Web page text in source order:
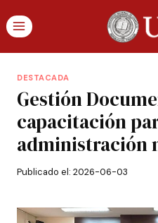
DESTACADA
Gestión
capacitación
administración
Publicado el: 2026-06-03